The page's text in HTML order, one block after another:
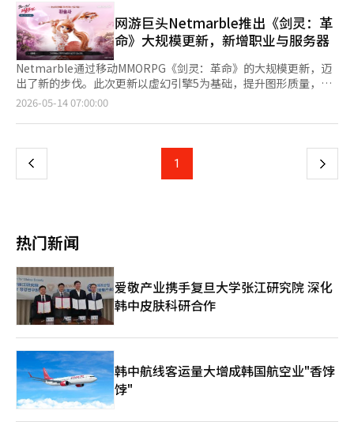
网游巨头Netmarble推出《剑灵：革
命》大规模更新，新增职业与服务器
Netmarble通过移动MMORPG《剑灵：革命》的大规模更新，迈
出了新的步伐。此次更新以虚幻引擎5为基础，提升图形质量，并
推出新职业和新服务器，旨在增强长期服务的竞争力。
大规模更新‘NEXT剑灵：革命’。展示会上，开发公司
Netmarble的郑承焕事业本部长出席，介绍了更新的方向和主要
标的表现。 实时光照技术也得到了应用。光线自然地反射在墙壁
和地面上，阴影和黑暗空间的表现得到了立体化的改善，从而提升
了整体空间感。Netmarble表示，更新不仅仅是简单的图形改
善，更是将原作的情感在现代移动环境中重新实现的重点。 柳在
成Netmarble FNC导演表示：“在准备NEXT更新时，我们专注于
两个目标：第一是通过引擎升级实现视觉创新，第二是将原作的乐
趣更好地融入到移动游戏中，进一步进化。” 根据用户意见，新
增了新的体型。新体型‘长身林族’在保留原有林族可爱娇小魅力
的同时，满足了用户对更成熟和修长比例的需求。耳朵和尾巴的自
定义选项也得到了扩展。 新职业‘幻术师’也已公开。幻术师与
以强大武功为中心的现有职业不同，利用幻觉和干扰进行战斗。通
过在周围洒下星星，并使用幻术使自己看起来像星星，来躲避敌人
的攻击，然后在意想不到的位置瞬间发起攻击。 幻术师利用延迟
2026-05-14 07:00:00
上
页
1 下
热门新闻
爱敬产业携手复旦大学张江研究院 深化
韩中皮肤科研合作
韩中航线客运量大增成韩国航空业"香饽
饽"